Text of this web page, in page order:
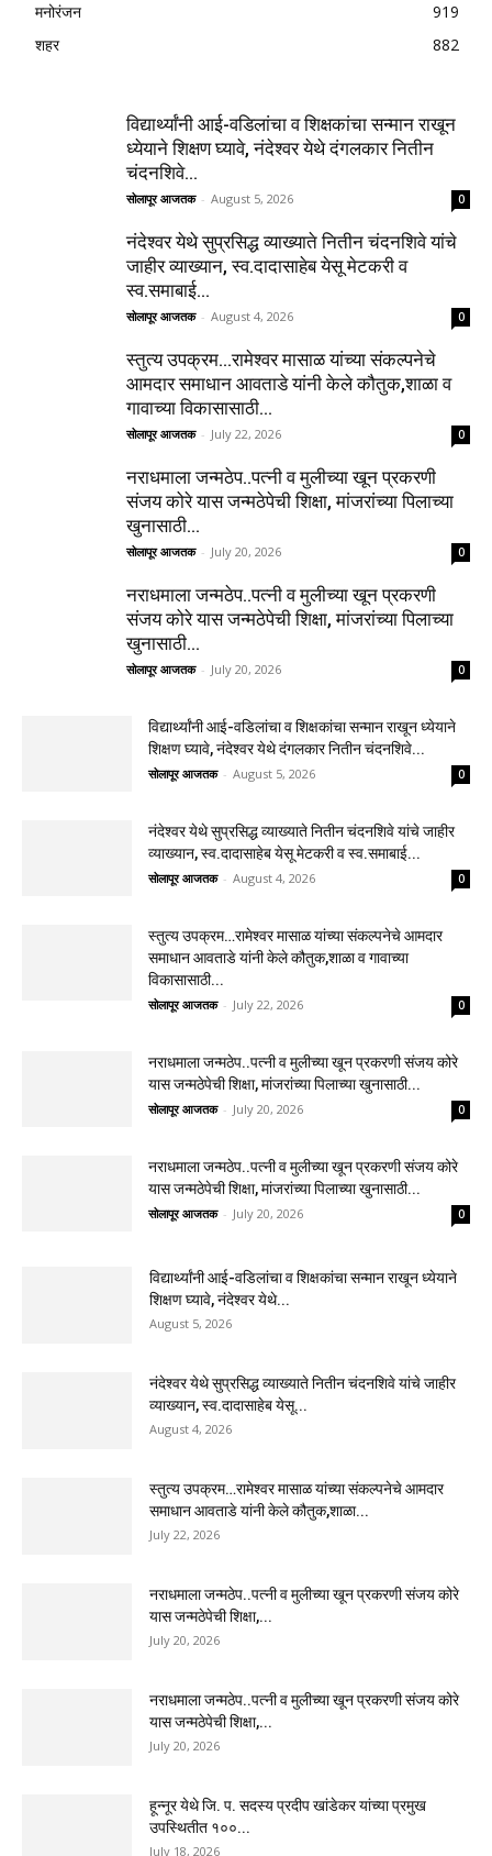
मनोरंजन
919
शहर
882
विद्यार्थ्यांनी आई-वडिलांचा व शिक्षकांचा सन्मान राखून
ध्येयाने शिक्षण घ्यावे, नंदेश्वर येथे दंगलकार नितीन
चंदनशिवे...
सोलापूर आजतक - August 5, 2026 0
नंदेश्वर येथे सुप्रसिद्ध व्याख्याते नितीन चंदनशिवे यांचे
जाहीर व्याख्यान, स्व.दादासाहेब येसू मेटकरी व
स्व.समाबाई...
सोलापूर आजतक - August 4, 2026 0
स्तुत्य उपक्रम…रामेश्वर मासाळ यांच्या संकल्पनेचे
आमदार समाधान आवताडे यांनी केले कौतुक,शाळा व
गावाच्या विकासासाठी...
सोलापूर आजतक - July 22, 2026 0
नराधमाला जन्मठेप..पत्नी व मुलीच्या खून प्रकरणी
संजय कोरे यास जन्मठेपेची शिक्षा, मांजरांच्या पिलाच्या
खुनासाठी...
सोलापूर आजतक - July 20, 2026 0
नराधमाला जन्मठेप..पत्नी व मुलीच्या खून प्रकरणी
संजय कोरे यास जन्मठेपेची शिक्षा, मांजरांच्या पिलाच्या
खुनासाठी...
सोलापूर आजतक - July 20, 2026 0
विद्यार्थ्यांनी आई-वडिलांचा व शिक्षकांचा सन्मान राखून ध्येयाने
शिक्षण घ्यावे, नंदेश्वर येथे दंगलकार नितीन चंदनशिवे...
सोलापूर आजतक - August 5, 2026 0
नंदेश्वर येथे सुप्रसिद्ध व्याख्याते नितीन चंदनशिवे यांचे जाहीर
व्याख्यान, स्व.दादासाहेब येसू मेटकरी व स्व.समाबाई...
सोलापूर आजतक - August 4, 2026 0
स्तुत्य उपक्रम…रामेश्वर मासाळ यांच्या संकल्पनेचे आमदार
समाधान आवताडे यांनी केले कौतुक,शाळा व गावाच्या
विकासासाठी...
सोलापूर आजतक - July 22, 2026 0
नराधमाला जन्मठेप..पत्नी व मुलीच्या खून प्रकरणी संजय कोरे
यास जन्मठेपेची शिक्षा, मांजरांच्या पिलाच्या खुनासाठी...
सोलापूर आजतक - July 20, 2026 0
नराधमाला जन्मठेप..पत्नी व मुलीच्या खून प्रकरणी संजय कोरे
यास जन्मठेपेची शिक्षा, मांजरांच्या पिलाच्या खुनासाठी...
सोलापूर आजतक - July 20, 2026 0
विद्यार्थ्यांनी आई-वडिलांचा व शिक्षकांचा सन्मान राखून ध्येयाने
शिक्षण घ्यावे, नंदेश्वर येथे...
August 5, 2026
नंदेश्वर येथे सुप्रसिद्ध व्याख्याते नितीन चंदनशिवे यांचे जाहीर
व्याख्यान, स्व.दादासाहेब येसू...
August 4, 2026
स्तुत्य उपक्रम…रामेश्वर मासाळ यांच्या संकल्पनेचे आमदार
समाधान आवताडे यांनी केले कौतुक,शाळा...
July 22, 2026
नराधमाला जन्मठेप..पत्नी व मुलीच्या खून प्रकरणी संजय कोरे
यास जन्मठेपेची शिक्षा,...
July 20, 2026
नराधमाला जन्मठेप..पत्नी व मुलीच्या खून प्रकरणी संजय कोरे
यास जन्मठेपेची शिक्षा,...
July 20, 2026
हून्नूर येथे जि. प. सदस्य प्रदीप खांडेकर यांच्या प्रमुख
उपस्थितीत १००...
July 18, 2026